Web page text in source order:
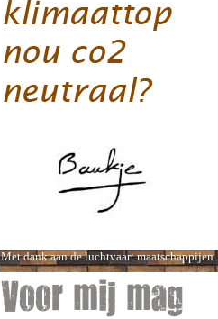
Met dank aan de luchtvaart maatschappijen